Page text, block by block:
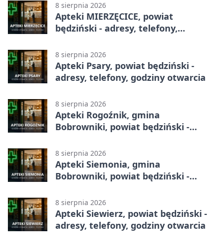
8 sierpnia 2026
Apteki MIERZĘCICE, powiat
będziński - adresy, telefony,
8 sierpnia 2026
Apteki Psary, powiat będziński -
adresy, telefony, godziny otwarcia
8 sierpnia 2026
Apteki Rogoźnik, gmina
Bobrowniki, powiat będziński -
8 sierpnia 2026
Apteki Siemonia, gmina
Bobrowniki, powiat będziński -
8 sierpnia 2026
Apteki Siewierz, powiat będziński -
adresy, telefony, godziny otwarcia